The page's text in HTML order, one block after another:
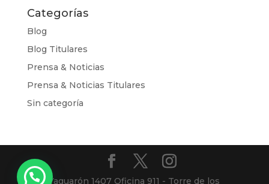
Categorías
Blog
Blog Titulares
Prensa & Noticias
Prensa & Noticias Titulares
Sin categoría
Yaguarón 1407 Oficina 911 - Torre de los